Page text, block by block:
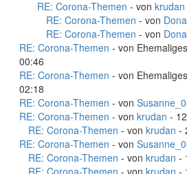
RE: Corona-Themen - von krudan
RE: Corona-Themen - von
RE: Corona-Themen - von
RE: Corona-Themen - von
00:46
RE: Corona-Themen - von
02:18
RE: Corona-Themen - von
RE: Corona-Themen - von krudan -
RE: Corona-Themen - von krudan -
RE: Corona-Themen - von
RE: Corona-Themen - von krudan -